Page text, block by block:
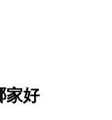
家好